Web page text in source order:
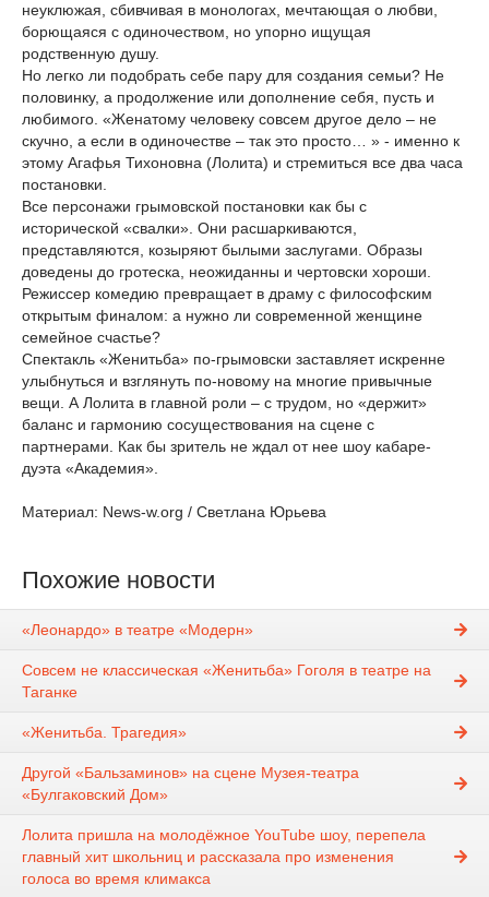
неуклюжая, сбивчивая в монологах, мечтающая о любви,
борющаяся с одиночеством, но упорно ищущая
родственную душу.
Но легко ли подобрать себе пару для создания семьи? Не
половинку, а продолжение или дополнение себя, пусть и
любимого. «Женатому человеку совсем другое дело – не
скучно, а если в одиночестве – так это просто… » - именно к
этому Агафья Тихоновна (Лолита) и стремиться все два часа
постановки.
Все персонажи грымовской постановки как бы с
исторической «свалки». Они расшаркиваются,
представляются, козыряют былыми заслугами. Образы
доведены до гротеска, неожиданны и чертовски хороши.
Режиссер комедию превращает в драму с философским
открытым финалом: а нужно ли современной женщине
семейное счастье?
Спектакль «Женитьба» по-грымовски заставляет искренне
улыбнуться и взглянуть по-новому на многие привычные
вещи. А Лолита в главной роли – с трудом, но «держит»
баланс и гармонию сосуществования на сцене с
партнерами. Как бы зритель не ждал от нее шоу кабаре-
дуэта «Академия».
Материал: News-w.org / Светлана Юрьева
Похожие новости
«Леонардо» в театре «Модерн»
Совсем не классическая «Женитьба» Гоголя в театре на
Таганке
«Женитьба. Трагедия»
Другой «Бальзаминов» на сцене Музея-театра
«Булгаковский Дом»
Лолита пришла на молодёжное YouTube шоу, перепела
главный хит школьниц и рассказала про изменения
голоса во время климакса